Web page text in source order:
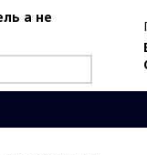
а не